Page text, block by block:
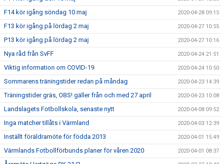
F14 kör igång söndag 10 maj 2020-04-28 09:15
F13 kör igång på lördag 2 maj 2020-04-27 10:55
P13 kör igång på lördag 2 maj 2020-04-27 10:16
Nya råd från SvFF 2020-04-24 21:51
Viktig information om COVID-19 2020-04-24 10:50
Sommarens träningstider redan på måndag 2020-04-23 14:39
Träningstider gräs, OBS! gäller från och med 27 april 2020-04-23 10:08
Landslagets Fotbollskola, senaste nytt 2020-04-08 09:52
Inga matcher tillåts i Värmland 2020-04-03 12:39
Inställt föräldramöte för födda 2013 2020-04-01 15:49
Värmlands Fotbollförbunds planer för våren 2020 2020-04-01 08:37